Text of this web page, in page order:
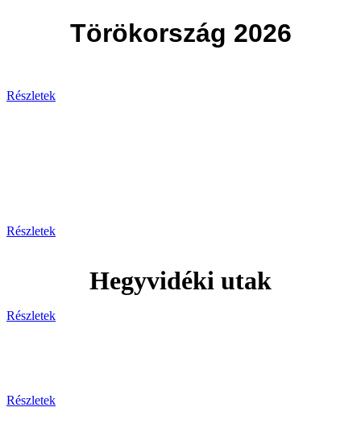
Törökország 2026
Részletek
Részletek
Hegyvidéki utak
Részletek
Részletek